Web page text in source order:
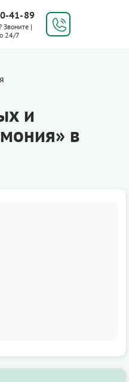
41-89
Звоните |
24/7
и
в